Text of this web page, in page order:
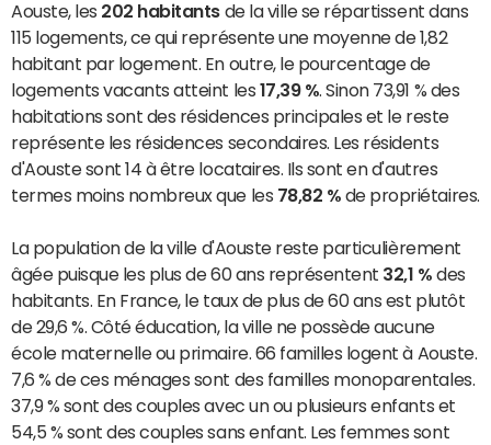
Aouste, les 202 habitants de la ville se répartissent dans
115 logements, ce qui représente une moyenne de 1,82
habitant par logement. En outre, le pourcentage de
logements vacants atteint les 17,39 % . Sinon 73,91 % des
habitations sont des résidences principales et le reste
représente les résidences secondaires. Les résidents
d'Aouste sont 14 à être locataires. Ils sont en d'autres
termes moins nombreux que les 78,82 % de propriétaires.
La population de la ville d'Aouste reste particulièrement
âgée puisque les plus de 60 ans représentent 32,1 % des
habitants. En France, le taux de plus de 60 ans est plutôt
de 29,6 %. Côté éducation, la ville ne possède aucune
école maternelle ou primaire. 66 familles logent à Aouste.
7,6 % de ces ménages sont des familles monoparentales.
37,9 % sont des couples avec un ou plusieurs enfants et
54,5 % sont des couples sans enfant. Les femmes sont